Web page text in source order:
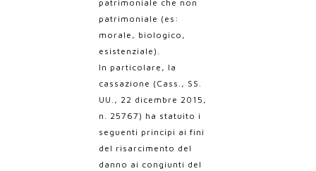
patrimoniale che non
patrimoniale (es:
morale, biologico,
esistenziale).
In particolare, la
cassazione (Cass., SS.
UU., 22 dicembre 2015,
n. 25767) ha statuito i
seguenti principi ai fini
del risarcimento del
danno ai congiunti del